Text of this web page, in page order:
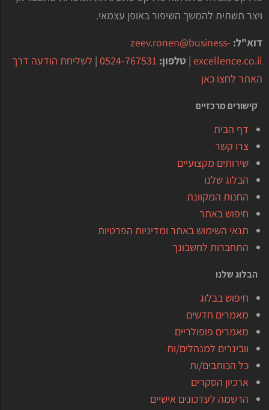
ויצר תשתית להמשך השיפור באופן עצמאי.
דוא"ל: zeev.ronen@business-
excellence.co.il
| טלפון: 0524-767531
| לשליחת הודעה דרך
האתר לחצו כאן
קישורים מרכזיים
דף הבית
צרו קשר
שירותים מקצועיים
הבלוג שלנו
החנות המקוונת
חיפוש באתר
תנאי השימוש באתר ומדיניות הפרטיות
התחברות לחשבונך
הבלוג שלנו
חיפוש בבלוג
מאמרים חדשים
מאמרים פופולריים
וובינרים למנהלים/ות
כל הכותבים/ות
ארכיון הסקרים
הרשמה לעדכונים אישיים